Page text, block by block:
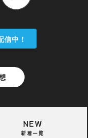
NEW
新着一覧